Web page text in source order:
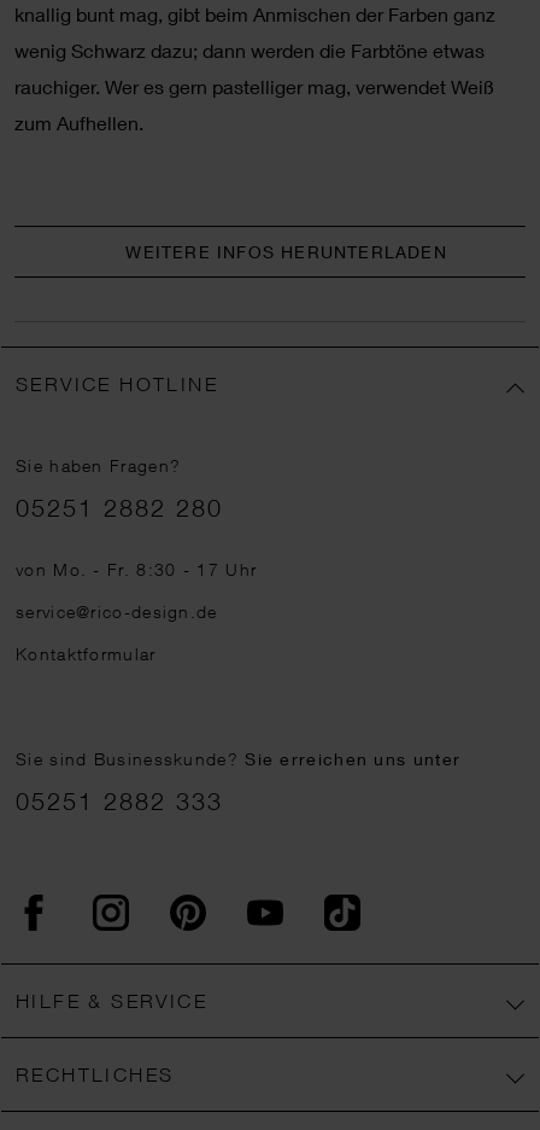
knallig bunt mag, gibt beim Anmischen der Farben ganz
wenig Schwarz dazu; dann werden die Farbtöne etwas
rauchiger. Wer es gern pastelliger mag, verwendet Weiß
zum Aufhellen.
WEITERE INFOS HERUNTERLADEN
SERVICE HOTLINE
Sie haben Fragen?
Telefonnummer
05251 2882 280
von Mo. - Fr. 8:30 - 17 Uhr
service@rico-design.de
Kontaktformular
Sie sind Businesskunde?Sie erreichen uns unter
05251 2882 333
FacebookInstagram PinterestYouTubeTikTok
HILFE & SERVICE
RECHTLICHES